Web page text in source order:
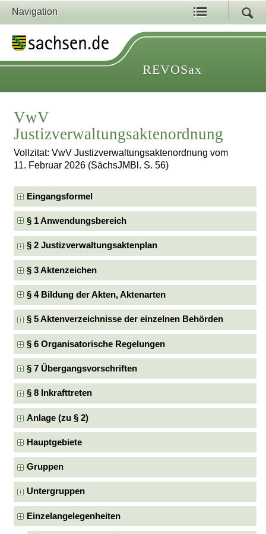
Navigation
REVOSax
VwV
Justizverwaltungsaktenordnung
Vollzitat: VwV Justizverwaltungsaktenordnung vom
11. Februar 2026 (SächsJMBl. S. 56)
Eingangsformel
§ 1 Anwendungsbereich
§ 2 Justizverwaltungsaktenplan
§ 3 Aktenzeichen
§ 4 Bildung der Akten, Aktenarten
§ 5 Aktenverzeichnisse der einzelnen Behörden
§ 6 Organisatorische Regelungen
§ 7 Übergangsvorschriften
§ 8 Inkrafttreten
Anlage (zu § 2)
Hauptgebiete
Gruppen
Untergruppen
Einzelangelegenheiten